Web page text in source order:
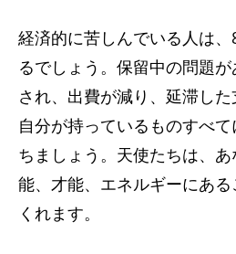
経済的に苦しんでいる人は
るでしょう。保留中の問題
され、出費が減り、延滞した
自分が持っているものすべ
ちましょう。天使たちは、
能、才能、エネルギーにあ
くれます。